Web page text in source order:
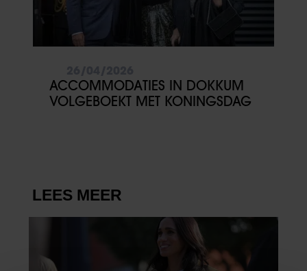
ACCOMMODATIES IN DOKKUM
VOLGEBOEKT MET KONINGSDAG